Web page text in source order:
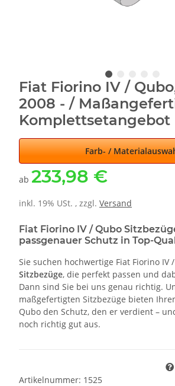
Fiat Fiorino IV /
2008 - /
Komplettsetangebot
Farb- /
ab 233,98 €
inkl. 19% USt. , zzgl. Versand
Fiat Fiorino IV / Qubo
passgenauer Schutz in Top-
Sie suchen hochwertige Fiat Fiorino IV
Sitzbezüge, die perfekt passen und
Dann sind Sie bei uns genau richtig.
maßgefertigten Sitzbezüge bieten
Qubo den Schutz, den er verdient –
noch richtig gut aus.
Artikelnummer: 1525